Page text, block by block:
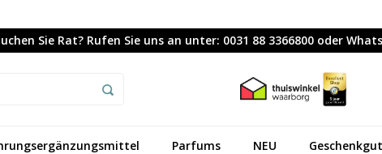
Sie Rat? Rufen Sie uns an unter: 0031 88 3366800 oder
Parfums NEU